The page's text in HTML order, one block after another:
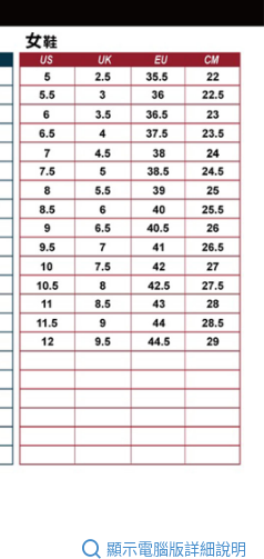
顯示電腦版詳細說明